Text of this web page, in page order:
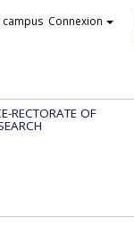
campus Connexion
RECTORATE OF